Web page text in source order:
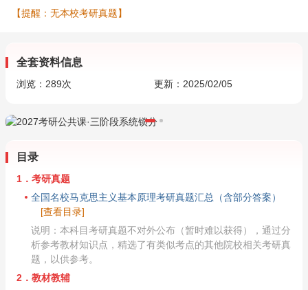
【提醒：无本校考研真题】
全套资料信息
浏览： 289次 更新：2025/02/05
目录
1．考研真题
全国名校马克思主义基本原理考研真题汇总（含部分答案）
[查看目录]
说明：本科目考研真题不对外公布（暂时难以获得），通过分
析参考教材知识点，精选了有类似考点的其他院校相关考研真
题，以供参考。
2．教材教辅